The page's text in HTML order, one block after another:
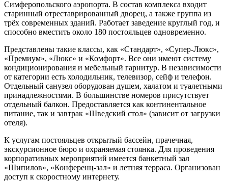
Симферопольского аэропорта. В состав комплекса входит
старинный отреставрированный дворец, а также группа из
трёх современных зданий. Работает заведение круглый год, и
способно вместить около 180 постояльцев одновременно.
Представлены такие классы, как «Стандарт», «Супер-Люкс»,
«Премиум», «Люкс» и «Комфорт». Все они имеют систему
кондиционирования и мебельный гарнитур. В независимости
от категории есть холодильник, телевизор, сейф и телефон.
Отдельный санузел оборудован душем, халатом и туалетными
принадлежностями. В большинстве номеров присутствует
отдельный балкон. Предоставляется как континентальное
питание, так и завтрак «Шведский стол» (зависит от загрузки
отеля).
К услугам постояльцев открытый бассейн, прачечная,
экскурсионное бюро и охраняемая стоянка. Для проведения
корпоративных мероприятий имеется банкетный зал
«Шипилов», «Конференц-зал» и летняя терраса. Организован
доступ к скоростному интернету.